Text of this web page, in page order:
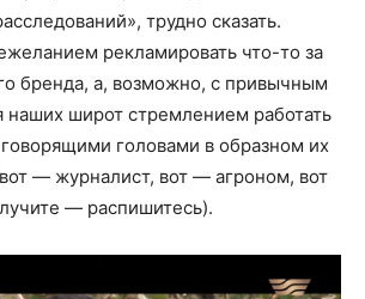
трудно сказать.
рекламировать что-то за
бренда, а, возможно, с привычным
наших широт стремлением работать
головами в образном их
— журналист, вот — агроном, вот
— распишитесь).